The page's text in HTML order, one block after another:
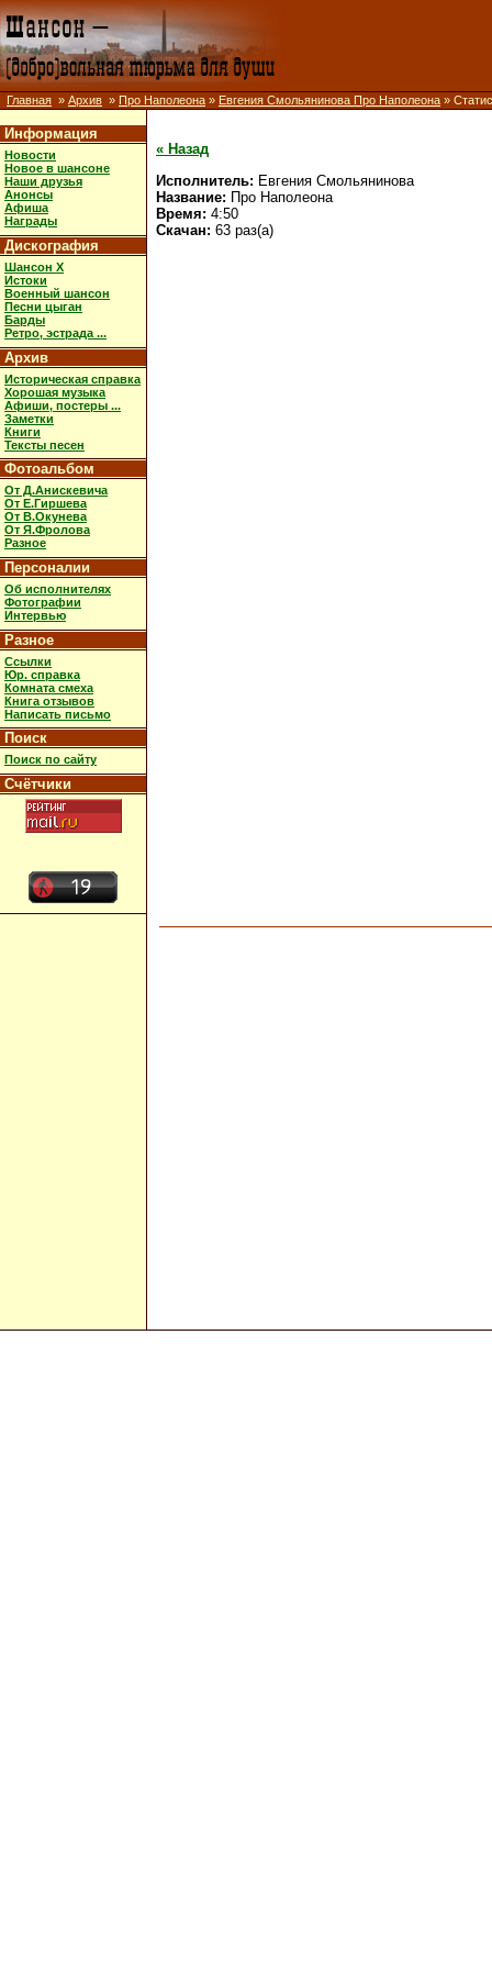
Главная » Архив » Про Наполеона » Евгения Смольянинова Про Наполеона »
Информация
Новости
Новое в шансоне
Наши друзья
Анонсы
Афиша
Награды
Дискография
Шансон X
Истоки
Военный шансон
Песни цыган
Барды
Ретро, эстрада ...
Архив
Историческая справка
Хорошая музыка
Афиши, постеры ...
Заметки
Книги
Тексты песен
Фотоальбом
От Д.Анискевича
От Е.Гиршева
От В.Окунева
От Я.Фролова
Разное
Персоналии
Об исполнителях
Фотографии
Интервью
Разное
Ссылки
Юр. справка
Комната смеха
Книга отзывов
Написать письмо
Поиск
Поиск по сайту
Счётчики
« Назад
Исполнитель: Евгения Смольянинова
Название: Про Наполеона
Время: 4:50
Скачан: 63 раз(а)